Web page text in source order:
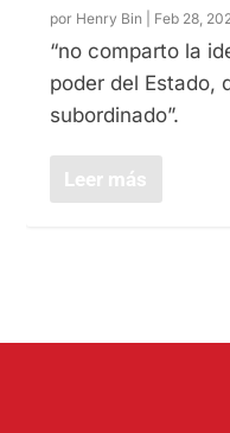
por Henry Bin Feb 28,
“no comparto la
poder del Estado,
subordinado”.
Leer más